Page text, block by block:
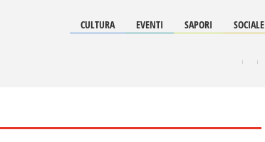
CULTURA EVENTI SAPORI SOCIALE